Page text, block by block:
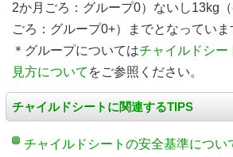
2か月ごろ：グループ0）ないし13kg
ごろ：グループ0+）までとなっていま
＊グループについてはチャイルドシー
見方について をご参照ください。
チャイルドシートに関連するTIPS
チャイルドシートの安全基準につい